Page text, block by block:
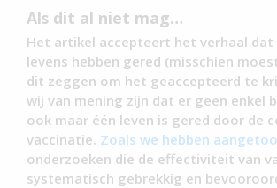
Als dit al niet mag…
Het artikel accepteert het verhaal dat
levens hebben gered (misschien
dit zeggen om het geaccepteerd te
wij van mening zijn dat er geen enkel
ook maar één leven is gered door de
vaccinatie. Zoals we hebben
onderzoeken die de effectiviteit van
systematisch gebrekkig en